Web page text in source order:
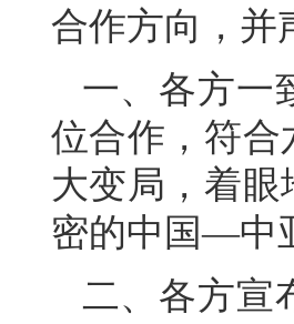
合作方向，并
一、各方一
位合作，符
大变局，着
密的中国—中
二、各方宣